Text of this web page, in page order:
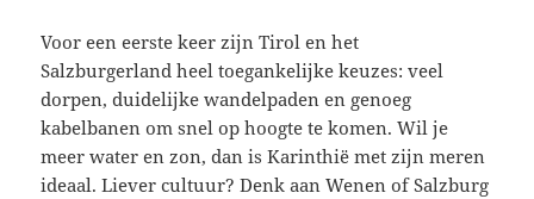
Voor een eerste keer zijn Tirol en het
Salzburgerland heel toegankelijke keuzes: veel
dorpen, duidelijke wandelpaden en genoeg
kabelbanen om snel op hoogte te komen. Wil je
meer water en zon, dan is Karinthië met zijn meren
ideaal. Liever cultuur? Denk aan Wenen of Salzburg